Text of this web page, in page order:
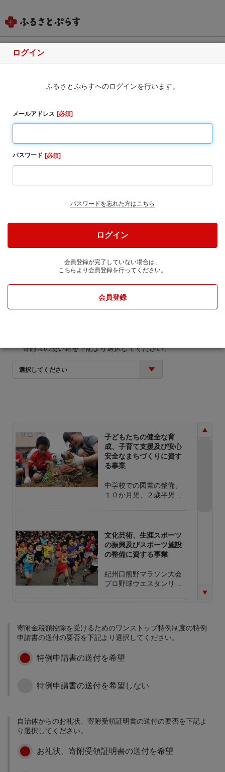
ふるさと納税のお申込み
・同一自治体内の方からの寄附に対しては、お礼の品
をお送りすることはできませんのでご了承ください。
ん。
1. お寄せ頂いた個人情報は、寄附申込先の自治体が寄
のであり、それ以外の目的で使用するものではありま
2. お礼の品の確認及び送付等を行うため「申込者情
株式会社JTBに通知します。
円
寄附金の使い道を下記より選択してください。
選択してください
子どもたちの健全な育
成、子育て支援及び安心
安全なまちづくりに資す
る事業
中学校での図書の整備、
１０か月児、２歳半児、
総合型地域スポーツクラ
ブ 非営利活動法人くち
くまのクラブSEACAの支
文化芸術、生涯スポーツ
の振興及びスポーツ施設
の整備に資する事業
紀州口熊野マラソン大会
プロ野球ウエスタンリー
自然環境の保全及び環境
衛生の向上に資する事業
資源ゴミの分別作業 環
境・景観保全 国土保全・
町長が特に必要と認める
富田川友遊フェスティバ
ルの開催(会場：彦五郎公
寄附金税額控除を受けるためのワンストップ特例制度の特例
申請書の送付の要否を下記より選択してください。
特例申請書の送付を希望
特例申請書の送付を希望しない
自治体からのお礼状、寄附受領証明書の送付の要否を下記よ
り選択してください。
お礼状、寄附受領証明書の送付を希望
ログイン
ふるさとぷらすへのログインを行います。
メールアドレス 必須
パスワード 必須
パスワードを忘れた方はこちら
ログイン
会員登録が完了していない場合は、
こちらより会員登録を行ってください。
会員登録